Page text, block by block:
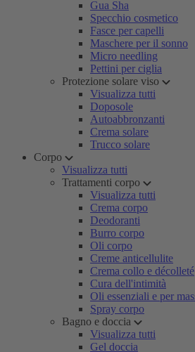
Gua Sha
Specchio cosmetico
Fasce per capelli
Maschere per il sonno
Micro needling
Pettini per ciglia
Protezione solare viso
Visualizza tutti
Doposole
Autoabbronzanti
Crema solare
Trucco solare
Corpo
Visualizza tutti
Trattamenti corpo
Visualizza tutti
Crema corpo
Deodoranti
Burro corpo
Oli corpo
Creme anticellulite
Crema collo e décolleté
Cura dell'intimità
Oli essenziali e per
Spray corpo
Bagno e doccia
Visualizza tutti
Gel doccia